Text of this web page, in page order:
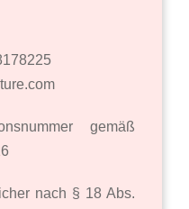
gemäß
nach § 18 Abs.